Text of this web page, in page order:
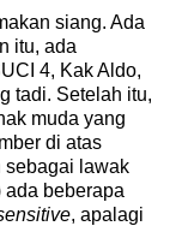
siang. Ada
itu, ada
4, Kak Aldo,
tadi. Setelah itu,
muda yang
di atas
sebagai lawak
ada beberapa
, apalagi